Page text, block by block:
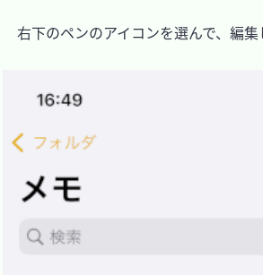
右下のペンのアイコンを選んで、編集